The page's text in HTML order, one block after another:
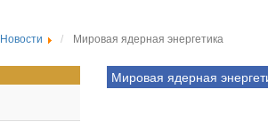
Новости Мировая ядерная энергетика
Мировая ядерная